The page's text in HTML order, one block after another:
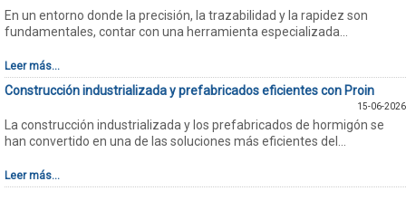
En un entorno donde la precisión, la trazabilidad y la rapidez son
fundamentales, contar con una herramienta especializada...
Leer más...
Construcción industrializada y prefabricados eficientes con Proin
15-06-2026
La construcción industrializada y los prefabricados de hormigón se
han convertido en una de las soluciones más eficientes del...
Leer más...